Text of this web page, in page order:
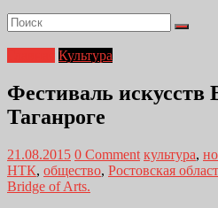
Культура
Фестиваль искусств
Таганроге
21.08.2015 0 Comment культура,
НТК, общество, Ростовская
Bridge of Arts.